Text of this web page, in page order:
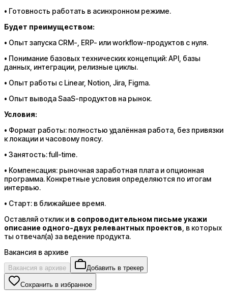
• Готовность работать в асинхронном режиме.
Будет преимуществом:
• Опыт запуска CRM-, ERP- или workflow-продуктов с нуля.
• Понимание базовых технических концепций: API, базы
данных, интеграции, релизные циклы.
• Опыт работы с Linear, Notion, Jira, Figma.
• Опыт вывода SaaS-продуктов на рынок.
Условия:
• Формат работы: полностью удалённая работа, без привязки
к локации и часовому поясу.
• Занятость: full-time.
• Компенсация: рыночная заработная плата и опционная
программа. Конкретные условия определяются по итогам
интервью.
• Старт: в ближайшее время.
Оставляй отклик и в сопроводительном письме укажи
описание одного-двух релевантных проектов , в которых
ты отвечал(а) за ведение продукта.
Вакансия в архиве
Вакансия в архиве Добавить в трекер
Сохранить в избранное